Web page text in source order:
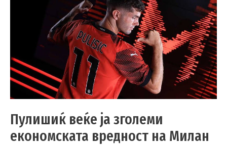
Пулишиќ веќе ја зголеми
економската вредност на Милан